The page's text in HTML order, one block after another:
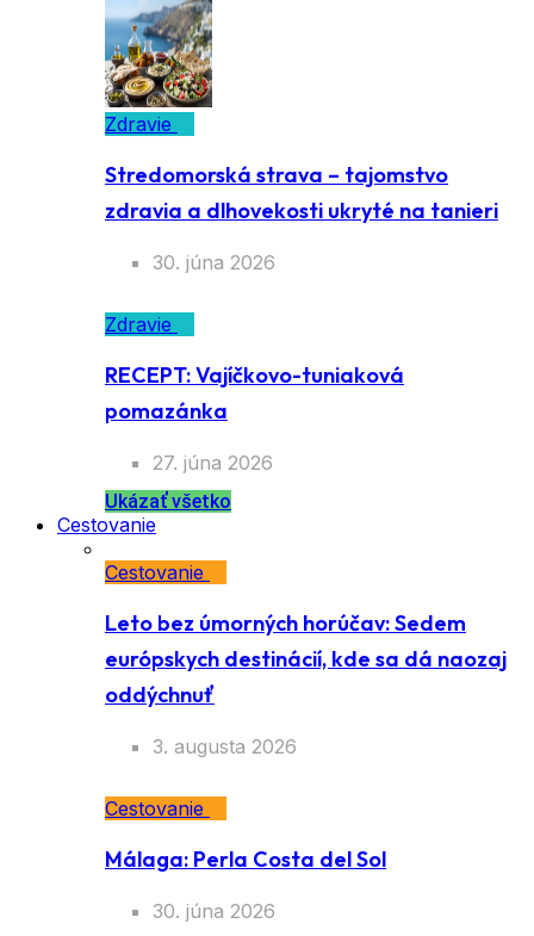
Zdravie
Stredomorská strava – tajomstvo
zdravia a dlhovekosti ukryté na tanieri
30. júna 2026
Zdravie
RECEPT: Vajíčkovo-tuniaková
pomazánka
27. júna 2026
Ukázať všetko
Cestovanie
Cestovanie
Leto bez úmorných horúčav: Sedem
európskych destinácií, kde sa dá naozaj
oddýchnuť
3. augusta 2026
Cestovanie
Málaga: Perla Costa del Sol
30. júna 2026